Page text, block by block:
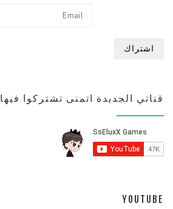
قناتي الجديدة اتمنى تشتركوا فيها
YOUTUBE